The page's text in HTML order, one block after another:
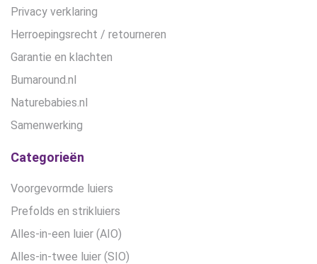
Privacy verklaring
Herroepingsrecht / retourneren
Garantie en klachten
Bumaround.nl
Naturebabies.nl
Samenwerking
Categorieën
Voorgevormde luiers
Prefolds en strikluiers
Alles-in-een luier (AIO)
Alles-in-twee luier (SIO)